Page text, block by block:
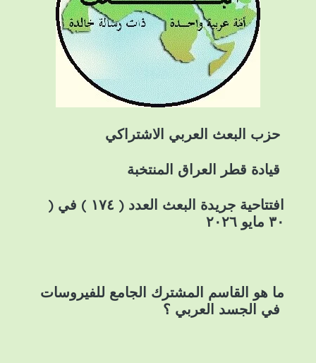
افتتاحية جريدة البعث العدد ( ١٧٤ ) في (
٣٠ مايو ٢٠٢٦
ما هو القاسم المشترك الجامع للفيروسات